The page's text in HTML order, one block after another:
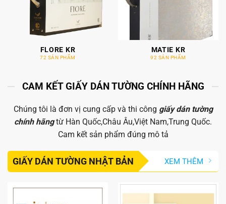
FLORE KR
72 SẢN PHẨM
MATIE KR
92 SẢN PHẨM
CAM KẾT GIẤY DÁN TƯỜNG CHÍNH HÃNG
Chúng tôi là đơn vị cung cấp và thi công giấy dán tường
chính hãngtừ Hàn Quốc,Châu Âu,Việt Nam,Trung Quốc.
Cam kết sản phẩm đúng mô tả
GIẤY DÁN TƯỜNG NHẬT BẢN XEM THÊM